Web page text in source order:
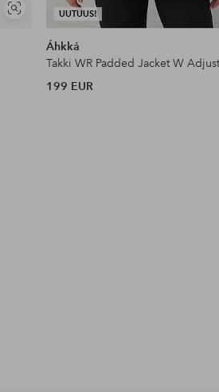
Näytä
samankaltaisia
UUTUUS!
Áhkká
Takki WR Padded Jacket W
199 EUR